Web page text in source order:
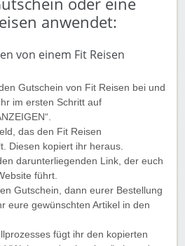
anwendet:
von einem Fit Reisen
Gutschein von Fit Reisen bei und
im ersten Schritt auf
das den Fit Reisen
Diesen kopiert ihr heraus.
darunterliegenden Link, der euch
führt.
Gutschein, dann eurer Bestellung
eure gewünschten Artikel in den
fügt ihr den kopierten